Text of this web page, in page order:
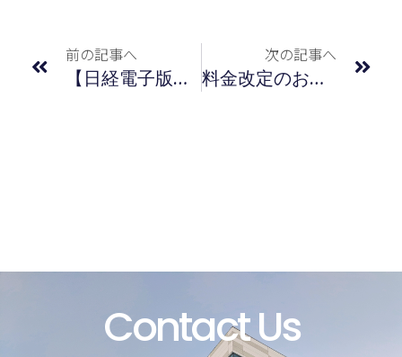
前の記事へ
【日経電子版】連載記事のご紹介（2022年6月17日）
次の記事へ
料金改定のお知らせ
Contact Us